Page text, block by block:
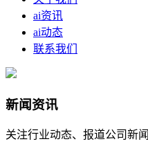
ai资讯
ai动态
联系我们
新闻资讯
关注行业动态、报道公司新闻